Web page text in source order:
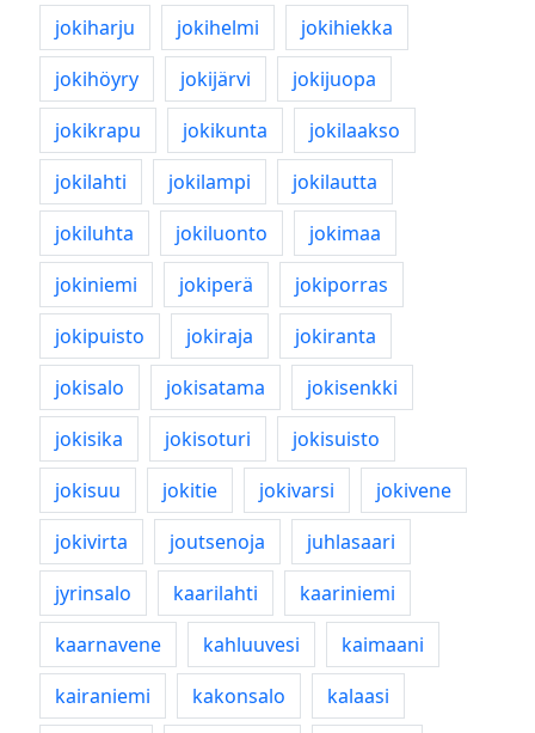
jokiharju
jokihelmi
jokihiekka
jokihöyry
jokijärvi
jokijuopa
jokikrapu
jokikunta
jokilaakso
jokilahti
jokilampi
jokilautta
jokiluhta
jokiluonto
jokimaa
jokiniemi
jokiperä
jokiporras
jokipuisto
jokiraja
jokiranta
jokisalo
jokisatama
jokisenkki
jokisika
jokisoturi
jokisuisto
jokisuu
jokitie jokivarsi
jokivene
jokivirta
joutsenoja
juhlasaari
jyrinsalo
kaarilahti
kaariniemi
kaarnavene
kahluuvesi
kaimaani
kairaniemi
kakonsalo
kalaasi